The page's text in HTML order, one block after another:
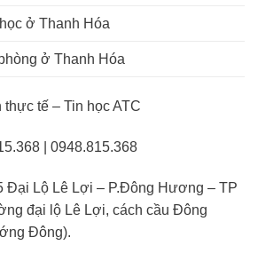
ở Thanh Hóa
ở Thanh Hóa
tế – Tin học ATC
| 0948.815.368
Đại Lộ Lê Lợi – P.Đông Hương – TP
đại lộ Lê Lợi, cách cầu Đông
Đông).